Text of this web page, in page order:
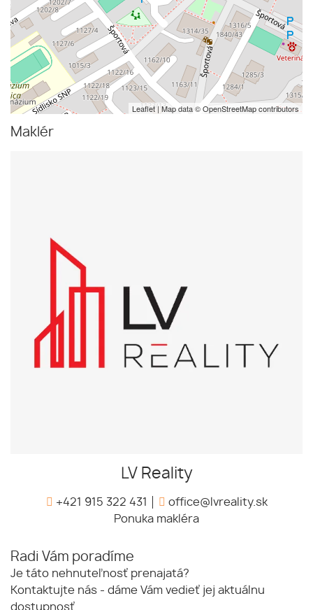
Leaflet| Map data ©OpenStreetMapcontributors
Maklér
LV Reality
+421 915 322 431
office@lvreality.sk
Ponuka makléra
Radi Vám poradíme
Je táto nehnuteľnosť prenajatá?
Kontaktujte nás - dáme Vám vedieť jej aktuálnu
dostupnosť.